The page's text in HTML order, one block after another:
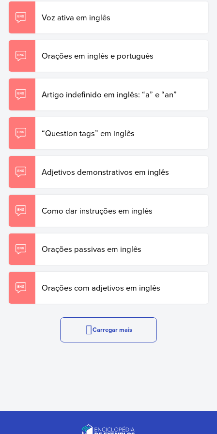
Voz ativa em inglês
Orações em inglês e português
Artigo indefinido em inglês: “a” e “an”
“Question tags” em inglês
Adjetivos demonstrativos em inglês
Como dar instruções em inglês
Orações passivas em inglês
Orações com adjetivos em inglês
Carregar mais